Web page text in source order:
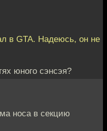
в GTA. Надеюсь, он не
юного сэнсэя?
носа в секцию